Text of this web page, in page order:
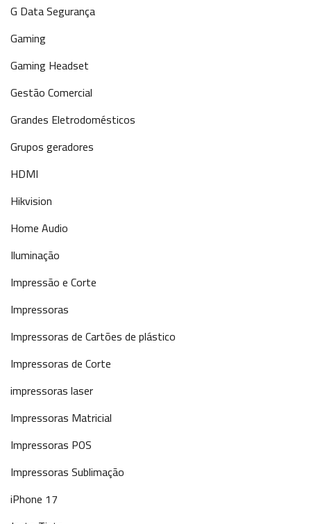
G Data Segurança
Gaming
Gaming Headset
Gestão Comercial
Grandes Eletrodomésticos
Grupos geradores
HDMI
Hikvision
Home Audio
Iluminação
Impressão e Corte
Impressoras
Impressoras de Cartões de plástico
Impressoras de Corte
impressoras laser
Impressoras Matricial
Impressoras POS
Impressoras Sublimação
iPhone 17